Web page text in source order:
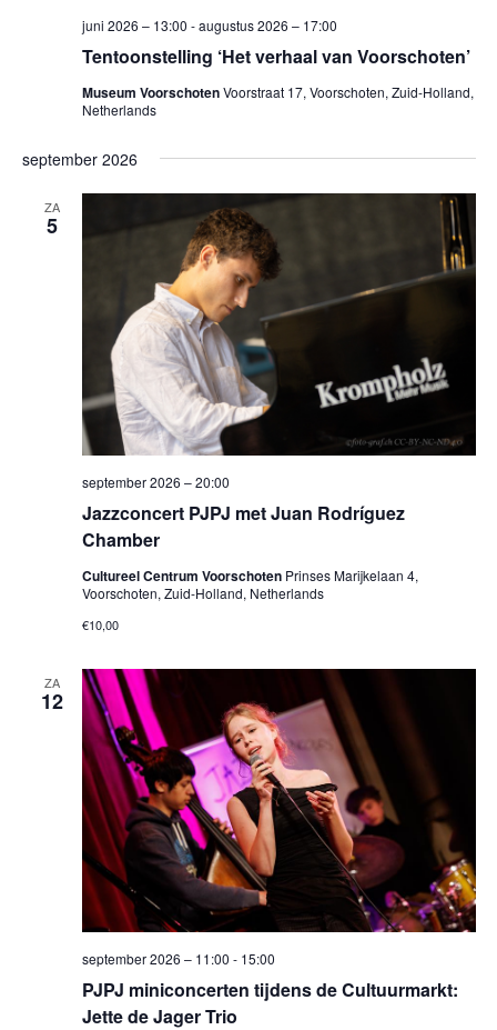
Tentoonstelling ‘Het verhaal van Voorschoten’
juni 2026 – 13:00 -augustus 2026 – 17:00
Museum VoorschotenVoorstraat 17, Voorschoten, Zuid-Holland,
Netherlands
september 2026
ZA
5
Jazzconcert PJPJ met Juan Rodríguez
Chamber
september 2026 – 20:00
Cultureel Centrum Voorschoten Prinses Marijkelaan 4,
Voorschoten, Zuid-Holland, Netherlands
€10,00
ZA
12
PJPJ miniconcerten tijdens de Cultuurmarkt:
Jette de Jager Trio
september 2026 – 11:00 - 15:00